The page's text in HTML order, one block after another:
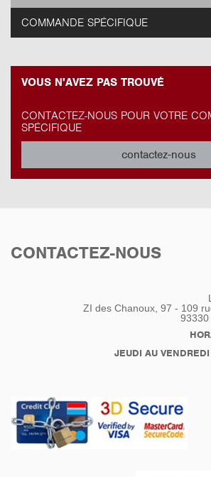
COMMANDE SPÉCIFIQUE
VOUS N'AVEZ PAS TROUVÉ
CONTACTEZ-NOUS POUR VOTRE
SPÉCIFIQUE
contactez-nous
CONTACTEZ-NOUS
ZI des Chanoux, 97 - 109
93330
JEUDI AU